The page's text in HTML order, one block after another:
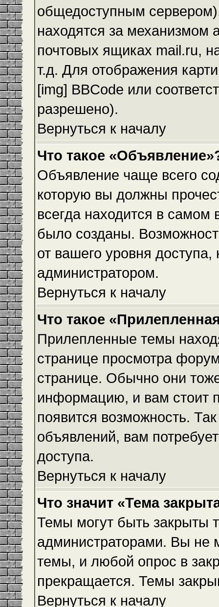
общедоступным
находятся за механизмом
почтовых ящиках mail.ru,
т.д. Для отображения
[img] BBCode или
разрешено).
Вернуться к началу
Что такое
Объявление чаще всего
которую вы должны
всегда находится в
было созданы.
от вашего уровня
администратором.
Вернуться к началу
Что такое
Прилепленные темы
странице просмотра
странице. Обычно они
информацию, и вам стоит
появится возможность.
объявлений, вам
доступа.
Вернуться к началу
Что значит «Тема
Темы могут быть закрыты
администраторами. Вы не
темы, и любой опрос в
прекращается. Темы
Вернуться к началу